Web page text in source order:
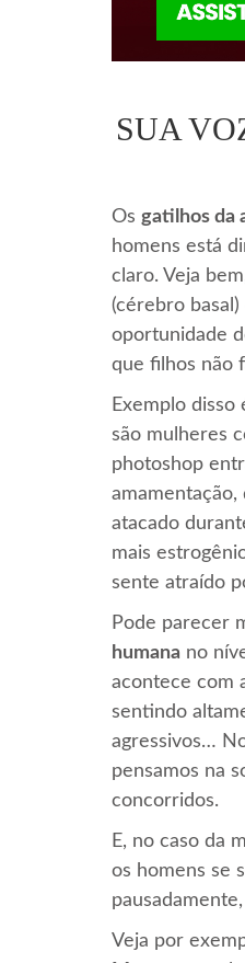
SUA
Os gatilhos da
homens está
claro. Veja
(cérebro
oportunidade
que filhos não
Exemplo disso
são mulheres
photoshop
atacado
mais
sente atraído
Pode parecer
humana no
acontece com
sentindo
agressivos…
pensamos na
concorridos.
E, no caso da
os homens se
Veja por